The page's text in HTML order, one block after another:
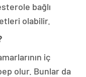
bağlı
olabilir.
iç
olur. Bunlar da